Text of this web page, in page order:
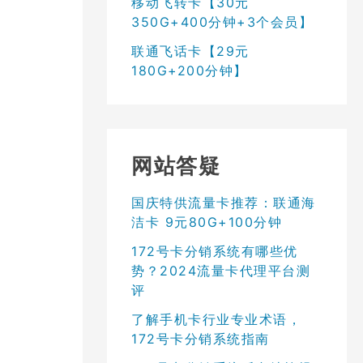
350G+400分钟+3个会员】
联通飞话卡【29元
180G+200分钟】
网站答疑
国庆特供流量卡推荐：联通海
洁卡 9元80G+100分钟
172号卡分销系统有哪些优
势？2024流量卡代理平台测
评
了解手机卡行业专业术语，
172号卡分销系统指南